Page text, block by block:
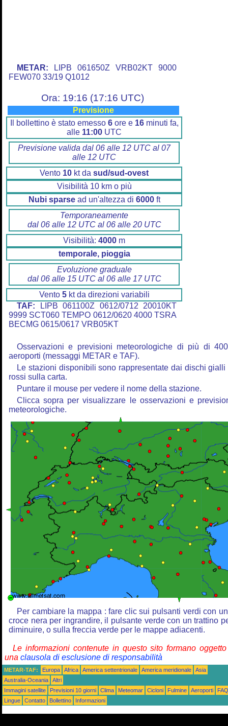
METAR: LIPB 061650Z VRB02KT 9000
FEW070 33/19 Q1012
Ora: 19:16 (17:16 UTC)
Previsione
Il bollettino è stato emesso 6ore e 16minuti fa,
alle 11:00 UTC
Previsione valida dal 06 alle 12 UTC al 07
alle 12 UTC
Vento 10 kt da sud/sud-ovest
Visibilità 10 km o più
Nubi sparsead un'altezza di 6000ft
Temporaneamente
dal 06 alle 12 UTC al 06 alle 20 UTC
Visibilità: 4000 m
temporale, pioggia
Evoluzione graduale
dal 06 alle 15 UTC al 06 alle 17 UTC
Vento 5kt da direzioni variabili
TAF: LIPB 061100Z 0612/0712 20010KT
9999 SCT060 TEMPO 0612/0620 4000 TSRA
BECMG 0615/0617 VRB05KT
Osservazioni e previsioni meteorologiche di più di
aeroporti (messaggi METAR e TAF).
Le stazioni disponibili sono rappresentate dai dischi gialli
rossi sulla carta.
Puntare il mouse per vedere il nome della stazione.
Clicca sopra per visualizzare le osservazioni e
meteorologiche.
Per cambiare la mappa : fare clic sui pulsanti verdi con
croce nera per ingrandire, il pulsante verde con un trattino
diminuire, o sulla freccia verde per le mappe adiacenti.
Le informazioni contenute in questo sito formano
una clausola di esclusione di responsabilità
METAR-TAF: Europa Africa America settentrionale America meridionale
Asia
Australia-Oceania
Altri
Immagini satellite
Previsioni 10 giorni Clima Meteomar Cicloni Fulmine Aeroporti
FAQ
Lingue
Contatto Bollettino Informazioni